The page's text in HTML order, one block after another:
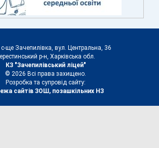
ще Зачепилівка, вул. Центральна, 36
р-н, Харківська обл.
КЗ "Зачепилівський ліцей"
© 2026 Всі права захищено.
Розробка та супровід сайту:
сайтів ЗОШ, позашкільних НЗ